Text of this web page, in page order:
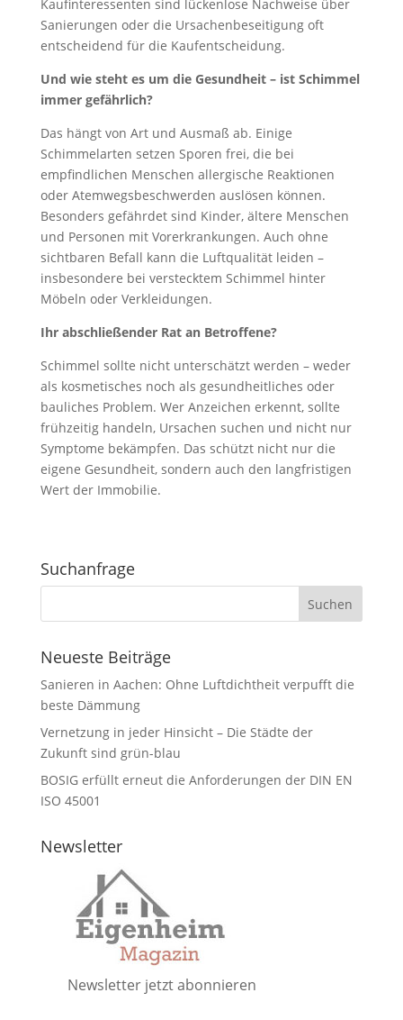
Kaufinteressenten sind lückenlose Nachweise über
Sanierungen oder die Ursachenbeseitigung oft
entscheidend für die Kaufentscheidung.
Und wie steht es um die Gesundheit – ist Schimmel
immer gefährlich?
Das hängt von Art und Ausmaß ab. Einige
Schimmelarten setzen Sporen frei, die bei
empfindlichen Menschen allergische Reaktionen
oder Atemwegsbeschwerden auslösen können.
Besonders gefährdet sind Kinder, ältere Menschen
und Personen mit Vorerkrankungen. Auch ohne
sichtbaren Befall kann die Luftqualität leiden –
insbesondere bei verstecktem Schimmel hinter
Möbeln oder Verkleidungen.
Ihr abschließender Rat an Betroffene?
Schimmel sollte nicht unterschätzt werden – weder
als kosmetisches noch als gesundheitliches oder
bauliches Problem. Wer Anzeichen erkennt, sollte
frühzeitig handeln, Ursachen suchen und nicht nur
Symptome bekämpfen. Das schützt nicht nur die
eigene Gesundheit, sondern auch den langfristigen
Wert der Immobilie.
Suchanfrage
Neueste Beiträge
Sanieren in Aachen: Ohne Luftdichtheit verpufft die
beste Dämmung
Vernetzung in jeder Hinsicht – Die Städte der
Zukunft sind grün-blau
BOSIG erfüllt erneut die Anforderungen der DIN EN
ISO 45001
Newsletter
Newsletter jetzt abonnieren